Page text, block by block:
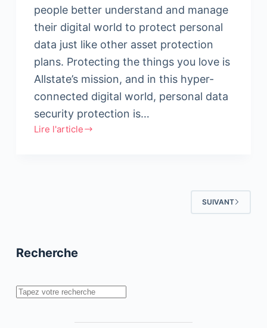
people better understand and manage
their digital world to protect personal
data just like other asset protection
plans. Protecting the things you love is
Allstate’s mission, and in this hyper-
connected digital world, personal data
security protection is…
Lire l'article
Allstate
and
SUIVANT
Recherche
Rechercher